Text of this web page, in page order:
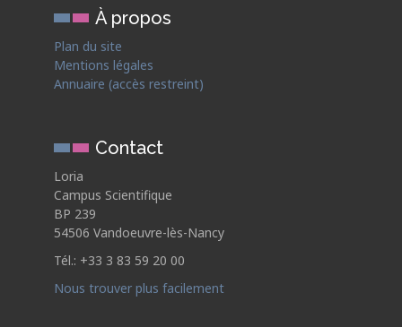
À propos
Plan du site
Mentions légales
Annuaire (accès restreint)
Contact
Loria
Campus Scientifique
BP 239
54506 Vandoeuvre-lès-Nancy
Tél.: +33 3 83 59 20 00
Nous trouver plus facilement